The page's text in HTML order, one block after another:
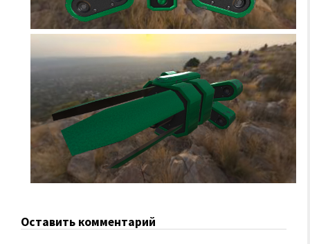
Оставить комментарий